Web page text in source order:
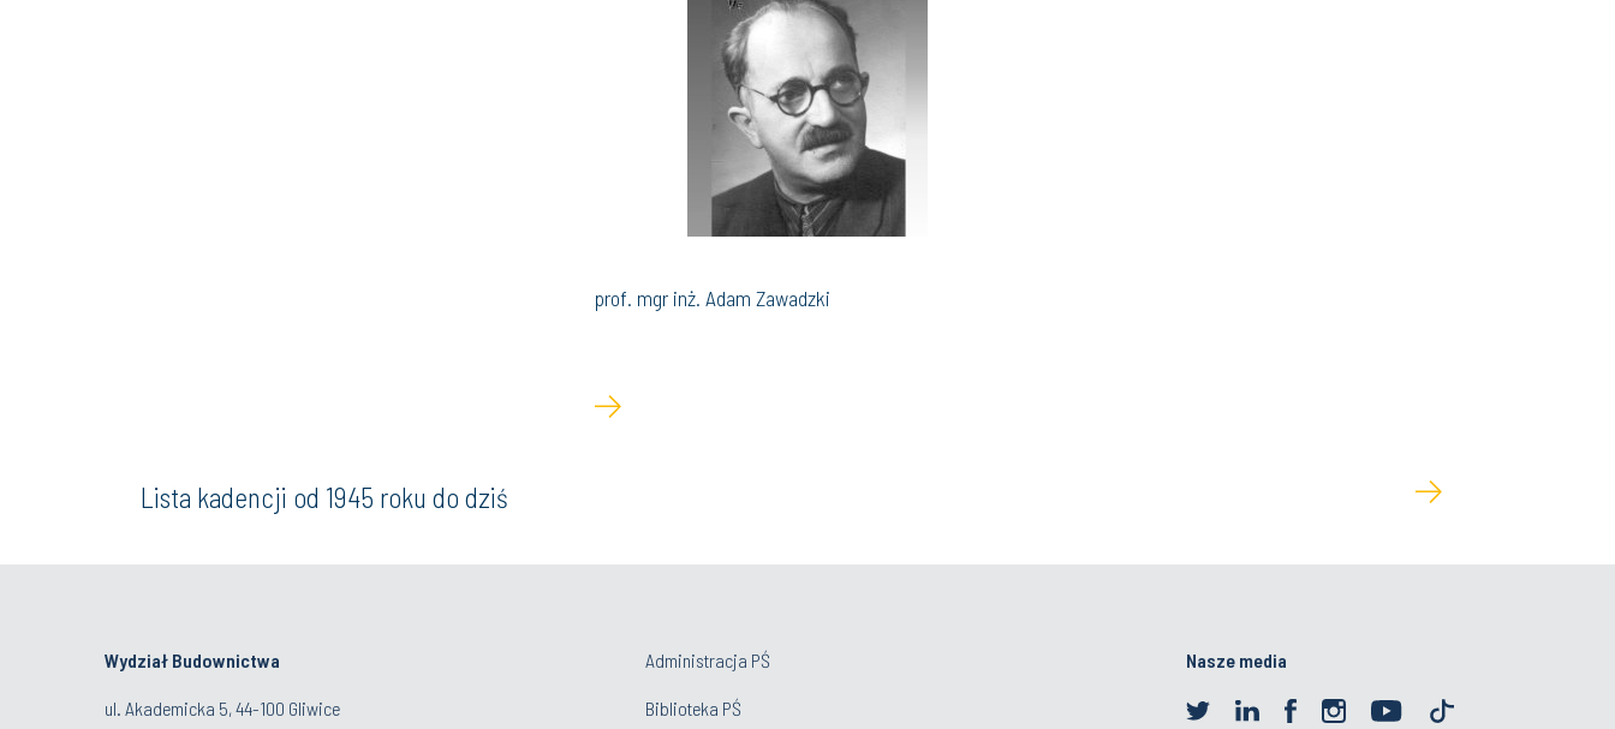
prof. mgr inż. Adam Zawadzki
Lista kadencji od 1945 roku do dziś
Wydział Budownictwa
ul. Akademicka 5, 44-100 Gliwice
Administracja PŚ
Biblioteka PŚ
Nasze media